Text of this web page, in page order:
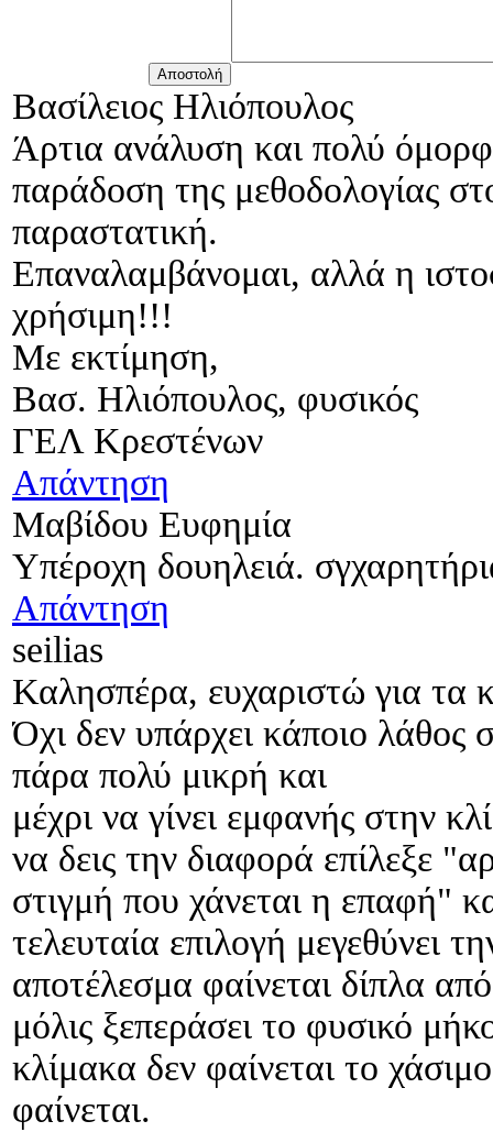
Βασίλειος Ηλιόπουλος
Άρτια ανάλυση και πολύ
παράδοση της μεθοδολογίας
παραστατική.
Επαναλαμβάνομαι, αλλά η
χρήσιμη!!!
Με εκτίμηση,
Βασ. Ηλιόπουλος, φυσικός
ΓΕΛ Κρεστένων
Απάντηση
Μαβίδου Ευφημία
Υπέροχη δουηλειά.
Απάντηση
seilias
Καλησπέρα, ευχαριστώ για τα
Όχι δεν υπάρχει κάποιο
πάρα πολύ μικρή και
μέχρι να γίνει εμφανής στην
να δεις την διαφορά επίλεξε
στιγμή που χάνεται η επαφή"
τελευταία επιλογή μεγεθύνει
αποτέλεσμα φαίνεται δίπλα
μόλις ξεπεράσει το φυσικό
κλίμακα δεν φαίνεται το
φαίνεται.